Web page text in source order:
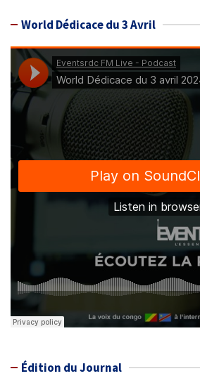
World Dédicace du 3 Avril
Édition du Journal